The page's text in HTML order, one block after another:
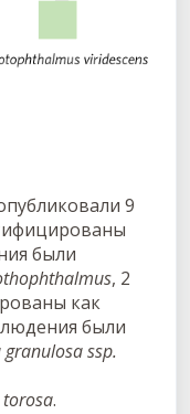
9
были
, 2
как
были
granulosa ssp.
torosa.